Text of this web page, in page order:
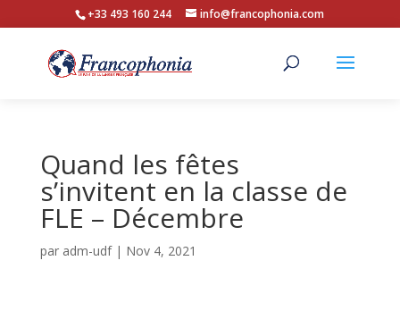
+33 493 160 244 info@francophonia.com
Quand les fêtes
s’invitent en la classe de
FLE – Décembre
par adm-udf| Nov 4, 2021